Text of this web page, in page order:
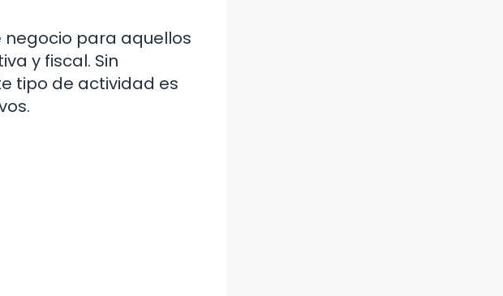
para aquellos
y fiscal. Sin
tipo de actividad es